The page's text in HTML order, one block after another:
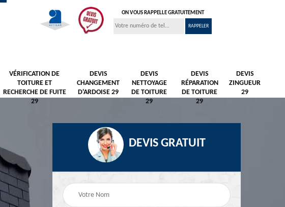
ON VOUS RAPPELLE GRATUITEMENT
VÉRIFICATION DE
TOITURE ET
RECHERCHE DE FUITE
29
DEVIS
CHANGEMENT
D'ARDOISE 29
DEVIS
NETTOYAGE
DE TOITURE
29
DEVIS
RÉPARATION
DE TOITURE
29
DEVIS
ZINGUEUR
29
DEVIS GRATUIT